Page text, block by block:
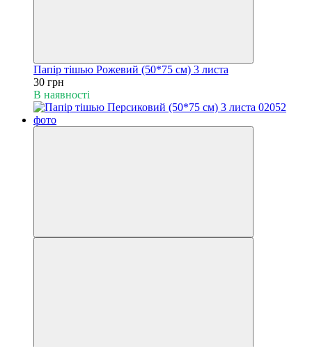
Папір тішью Рожевий (50*75 см) 3 листа
30 грн
В наявності